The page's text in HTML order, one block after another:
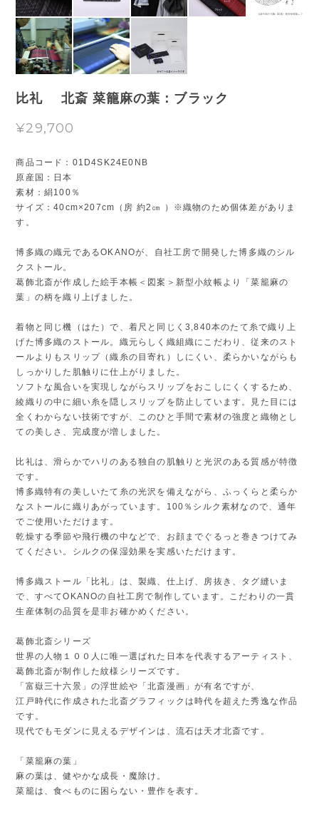
比礼 北斎 菜籠麻の葉：ブラック
¥29,700
商品コード：01D4SK24E0NB
原産国：日本
素材：絹100％
サイズ：40cm×207cm（房 約2㎝ ）※織物のため個体差がありま
す。
博多織の織元であるOKANOが、自社工房で開発した博多織のシル
クストール。
葛飾北斎が作成した絵手本帳＜図案＞新型小紋帳より「菜籠麻の
葉」の柄を織り上げました。
着物と同じ機（はた）で、着尺と同じく3,840本のたて糸で織り上
げた博多織のストール。織元らしく織組織にこだわり、従来のスト
ールよりもスリップ（織糸の目寄れ）しにくい、柔らかいながらも
しっかりした肌触りに仕上がりました。
ソフトな風合いを実現しながらスリップをおこしにくくするため、
綾織りの中に細い糸を隠しスリップを防止しています。見た目には
全くわからない技術ですが、このひと手間で素材の強度と織物とし
ての美しさ、完成度が増しました。
比礼は、滑らかでハリのある独自の肌触りと光沢のある質感が特徴
です。
博多織特有の美しいたて糸の光沢を備えながら、ふっくらと柔らか
なストールに織りあがっています。100％シルク素材なので、通年
でご使用いただけます。
乾燥する季節や飛行機の中などで、お顔までぐるっと巻きつけてみ
てください。シルクの保湿効果を実感いただけます。
博多織ストール「比礼」は、製織、仕上げ、房抜き、タグ縫いま
で、すべてOKANOの自社工房で制作しています。こだわりの一貫
生産体制の品質を是非お確かめください。
葛飾北斎シリーズ
世界の人物１００人に唯一選ばれた日本を代表するアーティスト、
葛飾北斎が制作した紋様シリーズです。
「富嶽三十六景」の浮世絵や「北斎漫画」が有名ですが、
江戸時代に作成された北斎グラフィックは時代を超えた秀逸な作品
です。
現代でもモダンに見えるデザインは、流石は天才北斎です。
「菜籠麻の葉」
麻の葉は、健やかな成長・魔除け。
菜籠は、食べものに困らない・豊作を表す。